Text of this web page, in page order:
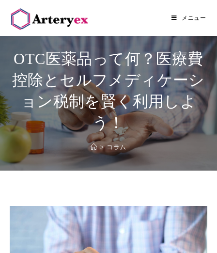
メニュー
OTC医薬品って何？医療費
控除とセルフメディケーシ
ョン税制を賢く利用しよ
う！
> コラム